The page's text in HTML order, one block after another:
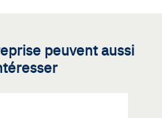
peuvent aussi